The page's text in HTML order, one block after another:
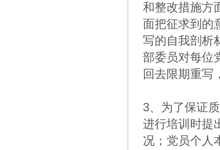
和整改措施方
面把征求到的
写的自我剖析
部委员对每位
回去限期重写
3、为了保证
进行培训时提
况；党员个人